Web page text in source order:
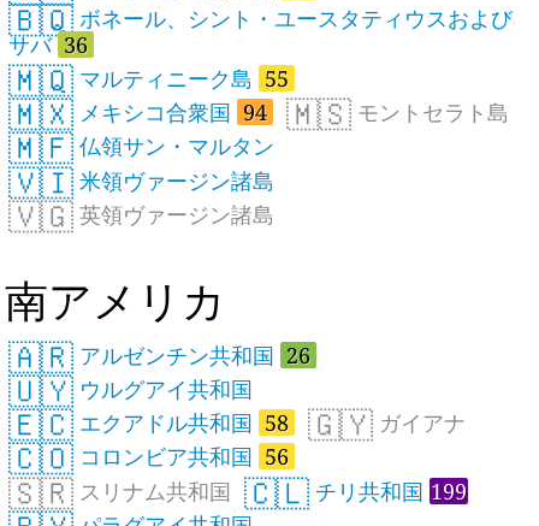
🇧🇶ボネール、シント・ユースタティウスおよび
サバ 36
🇲🇶 マルティニーク島 55
🇲🇽 メキシコ合衆国 94 🇲🇸 モントセラト島
🇲🇫 仏領サン・マルタン
🇻🇮 米領ヴァージン諸島
🇻🇬 英領ヴァージン諸島
南アメリカ
🇦🇷 アルゼンチン共和国 26
🇺🇾 ウルグアイ共和国
🇪🇨 エクアドル共和国 58 🇬🇾 ガイアナ
🇨🇴 コロンビア共和国 56
🇸🇷 スリナム共和国 🇨🇱 チリ共和国 199